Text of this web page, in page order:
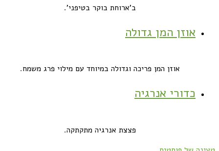
ב'ארוחת בוקר בטיפני'.
אוזן המן גדולה
אוזן המן פריכה וגדולה במיוחד עם מילוי פרג משמח.
כדורי אנרגיה
פצצת אנרגיה מתקתקה.